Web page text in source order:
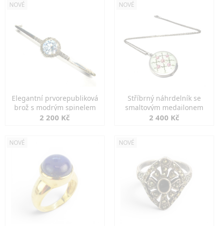
NOVÉ
Elegantní prvorepubliková
brož s modrým spinelem
2 200 Kč
NOVÉ
Stříbrný náhrdelník se
smaltovým medailonem
2 400 Kč
NOVÉ NOVÉ